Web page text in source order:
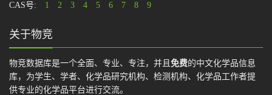
CAS号: 1 2 3 4 5 6 7 8 9
关于物竞
物竞数据库是一个全面、专业、专注，并且 免费的中文化学品信息
库，为学生、学者、化学品研究机构、检测机构、化学品工作者提
供专业的化学品平台进行交流。